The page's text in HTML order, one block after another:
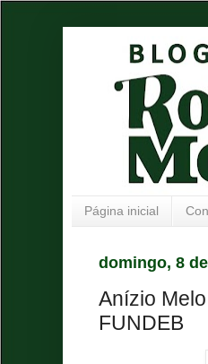
Página inicial
domingo, 8
Anízio
FUNDEB